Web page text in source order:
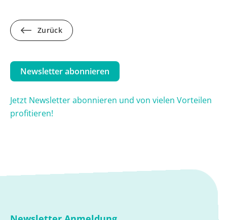
Zurück
Newsletter abonnieren
Jetzt Newsletter abonnieren und von vielen Vorteilen
profitieren!